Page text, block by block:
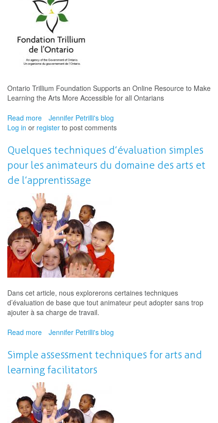
pour
rendre
l’éducation
par
les
arts
accessible
les
Ontariens
Ontariennes
Ontario Trillium Foundation Supports an Online Resource to Make
Learning the Arts More Accessible for all Ontarians
Read more about
Ontario
Foundation
supports
CNAL's
Mapping
Project
Jennifer Petrilli's blog
Log in or register to post comments
Quelques techniques d’évaluation simples
pour les animateurs du domaine des arts et
de l’apprentissage
Dans cet article, nous explorerons certaines techniques
d’évaluation de base que tout animateur peut adopter sans trop
ajouter à sa charge de travail.
Read more about
techniques
d’évaluation
simples
pour
les
animateurs
du
domaine
Jennifer Petrilli's blog
Simple assessment techniques for arts and
learning facilitators